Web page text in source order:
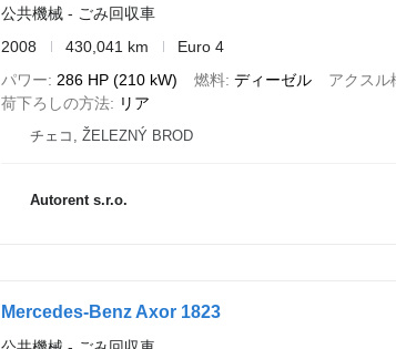
公共機械 - ごみ回収車
2008
430,041 km
Euro 4
パワー
286 HP (210 kW) 燃料 ディーゼル アクスル
荷下ろしの方法
リア
チェコ, ŽELEZNÝ BROD
Autorent s.r.o.
Mercedes-Benz Axor 1823